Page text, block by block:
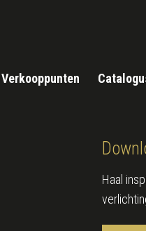
Verkooppunten
Haal